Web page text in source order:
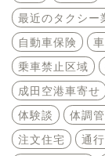
最近のタクシー
自動車保険
乗車禁止区域
成田空港車寄せ
体験談
体調
注文住宅
通